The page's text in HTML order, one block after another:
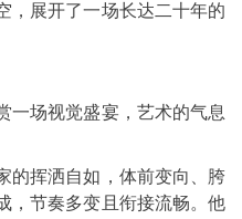
，展开了一场长达二十年的
一场视觉盛宴，艺术的气息
的挥洒自如，体前变向、胯
，节奏多变且衔接流畅。他